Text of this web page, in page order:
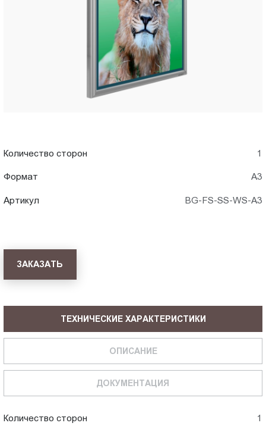
Количество сторон 1
Формат А3
Артикул BG-FS-SS-WS-A3
ЗАКАЗАТЬ
ТЕХНИЧЕСКИЕ ХАРАКТЕРИСТИКИ
ОПИСАНИЕ
ДОКУМЕНТАЦИЯ
Количество сторон 1